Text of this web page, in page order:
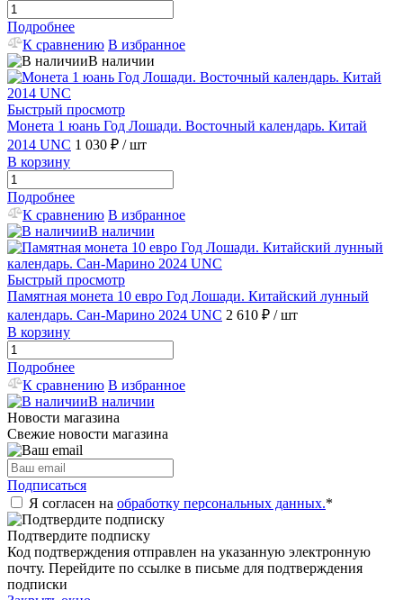
Подробнее
К сравнению В избранное
В наличии
Быстрый просмотр
Монета 1 юань Год Лошади. Восточный календарь. Китай
2014 UNC 1 030 ₽ / шт
В корзину
Подробнее
К сравнению В избранное
В наличии
Быстрый просмотр
Памятная монета 10 евро Год Лошади. Китайский лунный
календарь. Сан-Марино 2024 UNC 2 610 ₽ / шт
В корзину
Подробнее
К сравнению В избранное
В наличии
Новости магазина
Свежие новости магазина
Подписаться
Я согласен на обработку персональных данных.*
Подтвердите подписку
Код подтверждения отправлен на указанную электронную
почту. Перейдите по ссылке в письме для подтверждения
подписки